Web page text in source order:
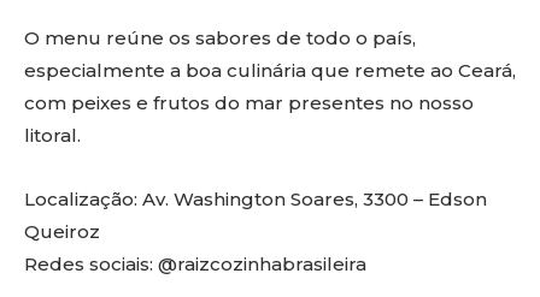
O menu reúne os sabores de todo o país,
especialmente a boa culinária que remete ao Ceará,
com peixes e frutos do mar presentes no nosso
litoral.
Localização: Av. Washington Soares, 3300 – Edson
Queiroz
Redes sociais: @raizcozinhabrasileira